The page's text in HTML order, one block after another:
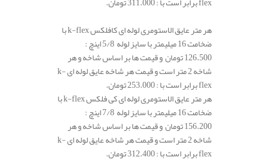
هر متر عایق الاستومری لوله ای کافلکس k-flex با
ضخامت 16 میلیمتر با سایز لوله 5/8 اینچ :
126.500 تومان و قیمت ها بر اساس شاخه و هر
شاخه 2 متر است و قیمت هر شاخه عایق لوله ای k-
flex برابر است با : 253.000 تومان.
هر متر عایق الاستومری لوله ای کی فلکس k-flex با
ضخامت 16 میلیمتر با سایز لوله 7/8 اینچ :
156.200 تومان و قیمت ها بر اساس شاخه و هر
شاخه 2 متر است و قیمت هر شاخه عایق لوله ای k-
flex برابر است با : 312.400 تومان.